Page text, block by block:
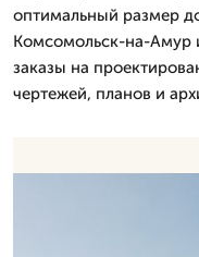
оптимальный размер
Комсомольск-на-Амур
заказы на
чертежей, планов и